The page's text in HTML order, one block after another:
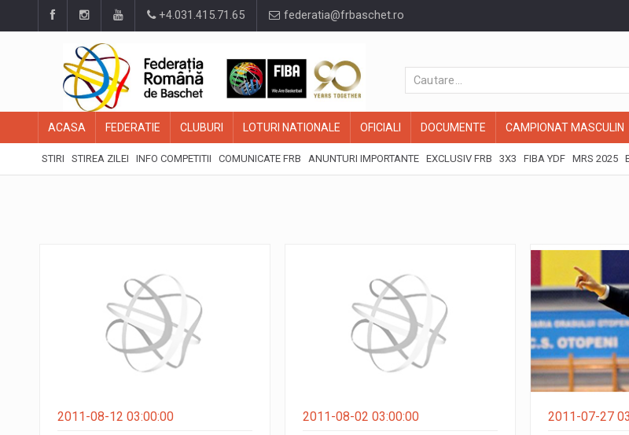
+4.031.415.71.65 federatia@frbaschet.ro
ACASA FEDERATIE CLUBURI LOTURI NATIONALE OFICIALI DOCUMENTE CAMPIONAT MASCULIN
STIRI STIREA ZILEI INFO COMPETITII COMUNICATE FRB ANUNTURI IMPORTANTE EXCLUSIV FRB 3X3 FIBA YDF MRS 2025
2011-08-12 03:00:00 2011-08-02 03:00:00 2011-07-27